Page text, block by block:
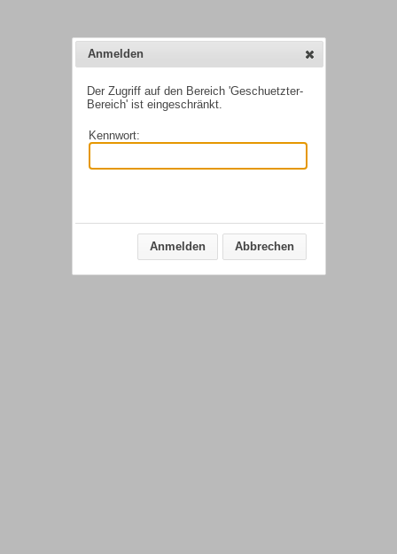
Anmelden
Der Zugriff auf den Bereich 'Geschuetzter-
Bereich' ist eingeschränkt.
Kennwort:
Anmelden Abbrechen